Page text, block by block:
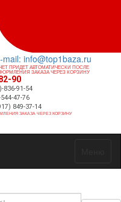
mail: info@top1baza.ru
ПРИДЕТ АВТОМАТИЧЕСКИ ПОСЛЕ
ЗАКАЗА ЧЕРЕЗ КОРЗИНУ
90
836-91-54
47-76
849-37-14
ЗАКАЗА ЧЕРЕЗ КОРЗИНУ